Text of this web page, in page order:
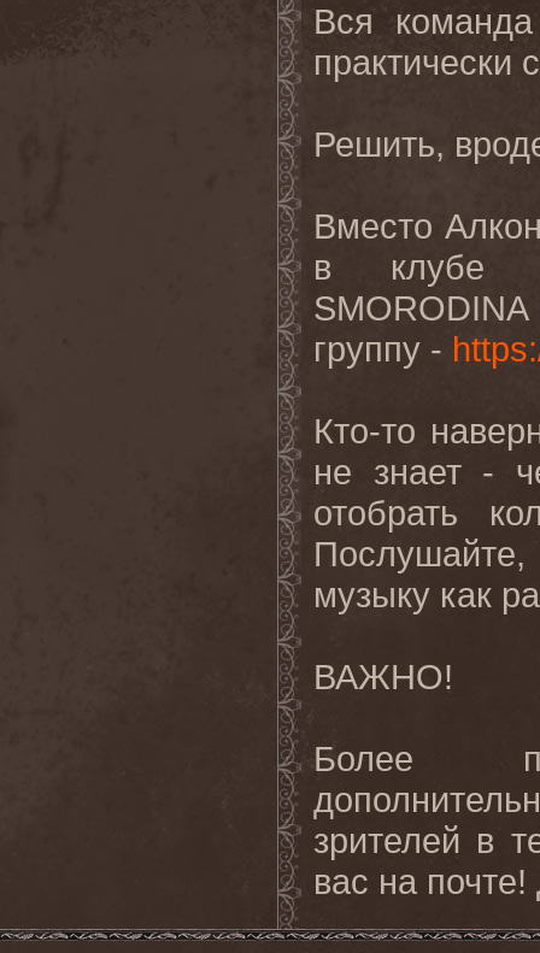
Вся
практически
Решить,
Вместо
в клубе
группу -
Кто-то
не знает -
отобрать
музыку как
ВАЖНО!
Более
зрителей в
вас на